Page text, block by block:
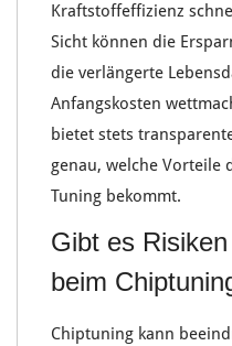
Kraftstoffeffizienz
Sicht können die
die verlängerte
Anfangskosten
bietet stets
genau, welche Vorteile
Tuning bekommt.
Gibt es
beim
Chiptuning kann